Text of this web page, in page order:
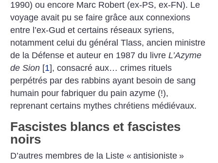
1990) ou encore Marc Robert (ex-PS, ex-FN). Le
voyage avait pu se faire grâce aux connexions
entre l’ex-Gud et certains réseaux syriens,
notamment celui du général Tlass, ancien ministre
de la Défense et auteur en 1987 du livreL’Azyme
de Sion [1], consacré aux… crimes rituels
perpétrés par des rabbins ayant besoin de sang
humain pour fabriquer du pain azyme (!),
reprenant certains mythes chrétiens médiévaux.
Fascistes blancs et fascistes
noirs
D’autres membres de la Liste « antisioniste »